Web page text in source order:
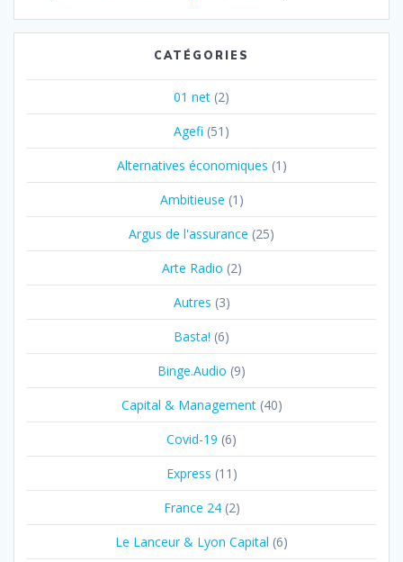
CATÉGORIES
01 net (2)
Agefi (51)
Alternatives économiques (1)
Ambitieuse (1)
Argus de l'assurance (25)
Arte Radio (2)
Autres (3)
Basta! (6)
Binge.Audio (9)
Capital & Management(40)
Covid-19 (6)
Express (11)
France 24(2)
Le Lanceur & Lyon Capital (6)